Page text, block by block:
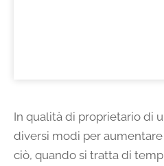
In qualità di proprietario di
diversi modi per
ciò, quando si tratta di